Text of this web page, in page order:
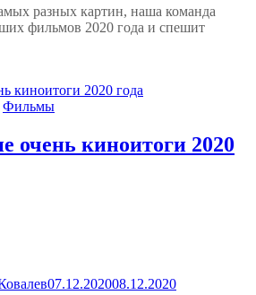
разных картин, наша команда
фильмов 2020 года и спешит
Фильмы
очень киноитоги 2020
07.12.202008.12.2020